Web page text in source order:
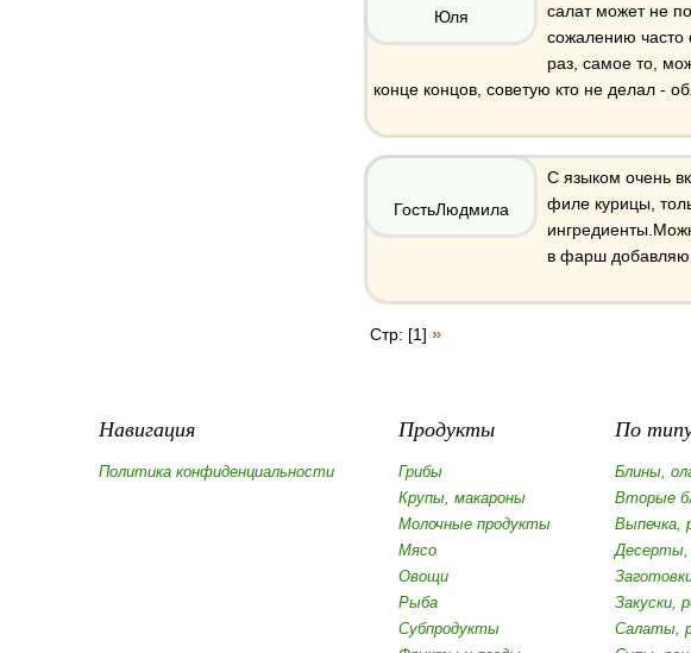
Юля
салат может не
сожалению часто
раз, самое то,
конце концов, советую кто не делал -
ГостьЛюдмила
С языком очень
филе курицы,
в фарш добавляю
Стр: [1] »
Навигация
Политика конфиденциальности
Продукты
Грибы
Крупы, макароны
Молочные продукты
Мясо
Овощи
Рыба
Субпродукты
По
Блины,
Вторые
Выпечка,
Закуски,
Салаты,